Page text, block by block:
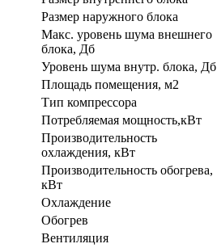
Размер наружного блока
Макс. уровень шума внешнего
блока, Дб
Уровень шума внутр. блока, Дб
Площадь помещения, м2
Тип компрессора
Потребляемая мощность,кВт
Производительность
охлаждения, кВт
Производительность обогрева,
кВт
Охлаждение
Обогрев
Вентиляция